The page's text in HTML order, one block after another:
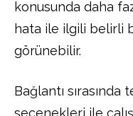
konusunda daha
hata ile ilgili belirli
görünebilir.
Bağlantı sırasında
seçenekleri ile